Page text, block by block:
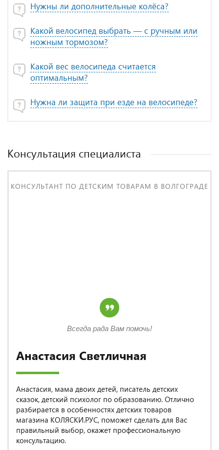
Нужны ли дополнительные колёса?
Какой велосипед выбрать — с ручным или
ножным тормозом?
Какой вес велосипеда считается
оптимальным?
Нужна ли защита при езде на велосипеде?
Консультация специалиста
КОНСУЛЬТАНТ ПО ДЕТСКИМ ТОВАРАМ В ВОЛГОГРАДЕ
Анастасия Светличная
Анастасия, мама двоих детей, писатель детских
сказок, детский психолог по образованию. Отлично
разбирается в особенностях детских товаров
магазина КОЛЯСКИ.РУС, поможет сделать для Вас
правильный выбор, окажет профессиональную
консультацию.
Всегда рада Вам помочь!